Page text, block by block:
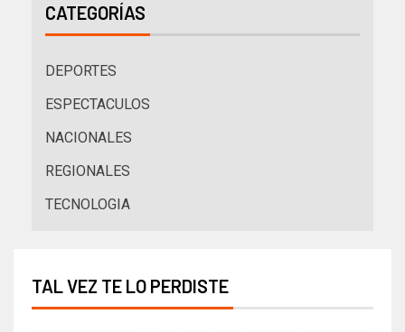
CATEGORÍAS
DEPORTES
ESPECTACULOS
NACIONALES
REGIONALES
TECNOLOGIA
TAL VEZ TE LO PERDISTE